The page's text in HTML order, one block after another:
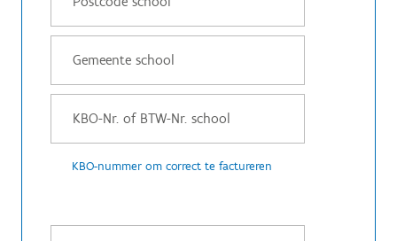
KBO-nummer om correct te factureren